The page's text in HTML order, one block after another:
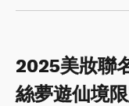
2025美妝聯
絲夢遊仙境